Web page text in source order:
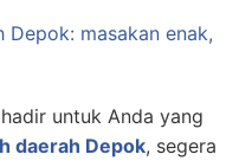
Depok: masakan enak,
untuk Anda yang
daerah Depok, segera